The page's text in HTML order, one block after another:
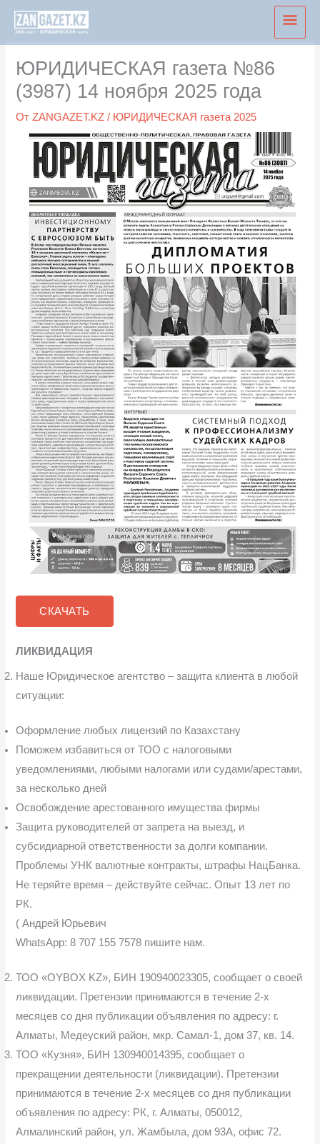
Перейти
содержимому
ЮРИДИЧЕСКАЯ газета №86
(3987) 14 ноября 2025 года
ОтZANGAZET.KZ/ ЮРИДИЧЕСКАЯ газета 2025
СКАЧАТЬ
ЛИКВИДАЦИЯ
Наше Юридическое агентство – защита клиента в любой
ситуации:
Оформление любых лицензий по Казахстану
Поможем избавиться от ТОО с налоговыми
уведомлениями, любыми налогами или судами/арестами,
за несколько дней
Освобождение арестованного имущества фирмы
Защита руководителей от запрета на выезд, и
субсидиарной ответственности за долги компании.
Проблемы УНК валютные контракты, штрафы НацБанка.
Не теряйте время – действуйте сейчас. Опыт 13 лет по
РК.
( Андрей Юрьевич
WhatsApp: 8 707 155 7578 пишите нам.
ТОО «OYBOX KZ», БИН 190940023305, сообщает о своей
ликвидации. Претензии принимаются в течение 2-х
месяцев со дня публикации объявления по адресу: г.
Алматы, Медеуский район, мкр. Самал-1, дом 37, кв. 14.
ТОО «Кузня», БИН 130940014395, сообщает о
прекращении деятельности (ликвидации). Претензии
принимаются в течение 2-х месяцев со дня публикации
объявления по адресу: РК, г. Алматы, 050012,
Алмалинский район, ул. Жамбыла, дом 93А, офис 72.